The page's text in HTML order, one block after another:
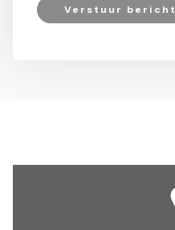
Verstuur bericht